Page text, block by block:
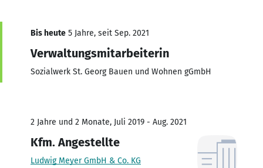
Bis heute 5 Jahre, seit Sep. 2021
Verwaltungsmitarbeiterin
Sozialwerk St. Georg Bauen und Wohnen gGmbH
2 Jahre und 2 Monate, Juli 2019 - Aug. 2021
Kfm. Angestellte
Ludwig Meyer GmbH & Co. KG